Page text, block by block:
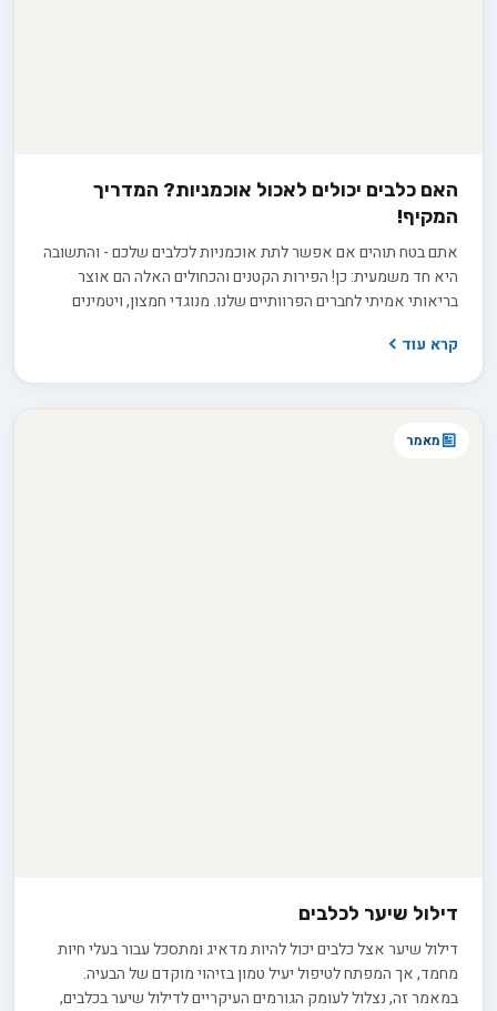
האם כלבים יכולים לאכול אוכמניות? המדריך
המקיף!
אתם בטח תוהים אם אפשר לתת אוכמניות לכלבים שלכם - והתשובה
היא חד משמעית: כן! הפירות הקטנים והכחולים האלה הם אוצר
בריאותי אמיתי לחברים הפרוותיים שלנו. מנוגדי חמצון, ויטמינים
בואו נגלה איך לשלב אותן בתזונה היומית שלהם.
קרא עוד
מאמר
דילול שיער לכלבים
דילול שיער אצל כלבים יכול להיות מדאיג ומתסכל עבור בעלי חיות
מחמד, אך המפתח לטיפול יעיל טמון בזיהוי מוקדם של הבעיה.
במאמר זה, נצלול לעומק הגורמים העיקריים לדילול שיער בכלבים,